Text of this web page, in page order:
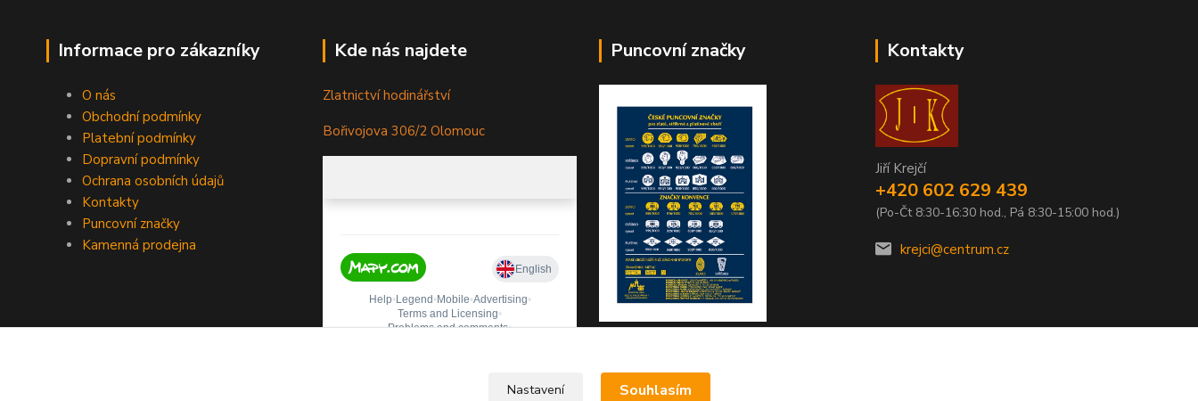
Informace pro zákazníky
O nás
Obchodní podmínky
Platební podmínky
Dopravní podmínky
Ochrana osobních údajů
Kontakty
Puncovní značky
Kamenná prodejna
Kde nás najdete
Zlatnictví hodinářství
Bořivojova 306/2 Olomouc
Puncovní značky Kontakty
Jiří Krejčí
+420 602 629 439
(Po-Čt 8:30-16:30 hod., Pá 8:30-15:00 hod.)
krejci@centrum.cz
Nastavení Souhlasím